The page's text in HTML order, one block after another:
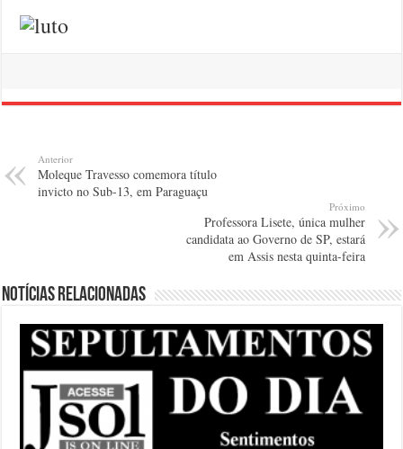
Anterior
Moleque Travesso comemora título
invicto no Sub-13, em Paraguaçu
Próximo
Professora Lisete, única mulher
candidata ao Governo de SP, estará
em Assis nesta quinta-feira
Notícias relacionadas